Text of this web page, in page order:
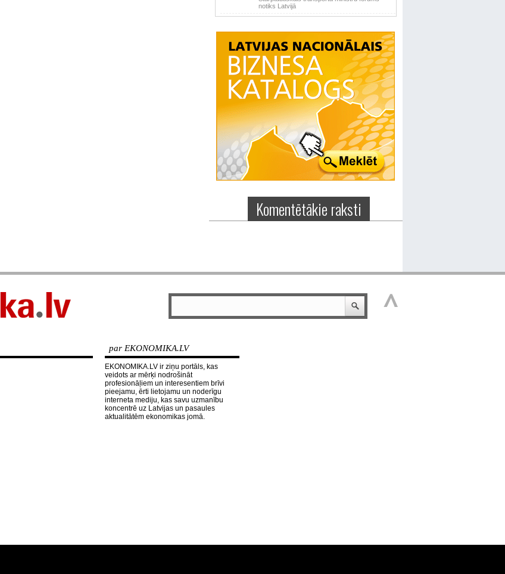
notiks Latvijā
Komentētākie raksti
par EKONOMIKA.LV
EKONOMIKA.LV ir ziņu portāls, kas
veidots ar mērķi nodrošināt
profesionāļiem un interesentiem brīvi
pieejamu, ērti lietojamu un noderīgu
interneta mediju, kas savu uzmanību
koncentrē uz Latvijas un pasaules
aktualitātēm ekonomikas jomā.